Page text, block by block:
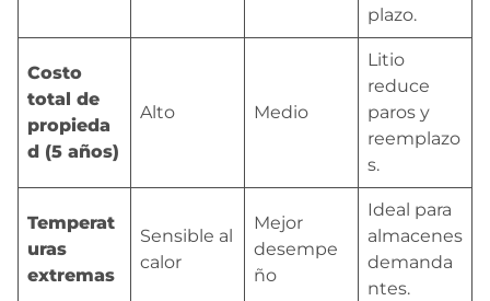
plazo.
Costo
total de
propieda
d (5 años)
Alto Medio
Litio
reduce
paros y
reemplazo
s.
Temperat
uras
extremas
Sensible al
calor
Mejor
desempe
ño
Ideal para
almacenes
demanda
ntes.